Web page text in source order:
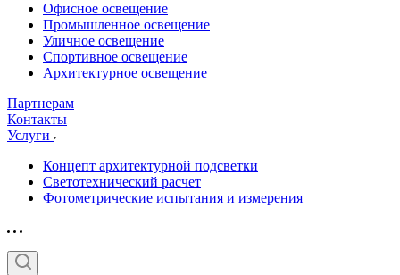
Офисное освещение
Промышленное освещение
Уличное освещение
Спортивное освещение
Архитектурное освещение
Партнерам
Контакты
Услуги
Концепт архитектурной подсветки
Светотехнический расчет
Фотометрические испытания и измерения